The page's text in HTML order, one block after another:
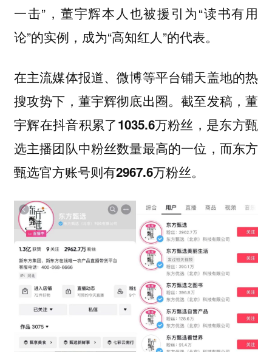
一击”，董宇辉本人也被援引为“读书有用
论”的实例，成为“高知红人”的代表。
在主流媒体报道、微博等平台铺天盖地的热
搜攻势下，董宇辉彻底出圈。截至发稿，董
宇辉在抖音积累了1035.6万粉丝，是东方甄
选主播团队中粉丝数量最高的一位，而东方
甄选官方账号则有2967.6万粉丝。